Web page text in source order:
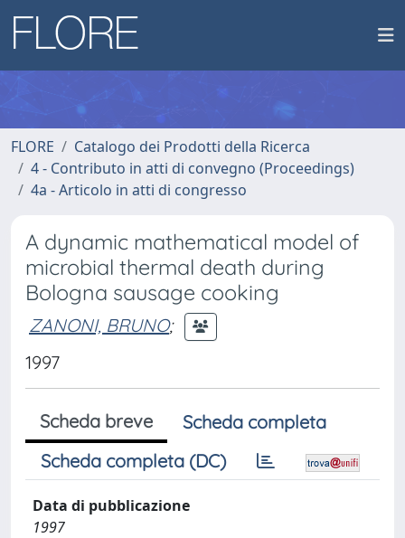
FLORE
Catalogo dei Prodotti della Ricerca
4 - Contributo in atti di convegno (Proceedings)
4a - Articolo in atti di congresso
A dynamic mathematical model of
microbial thermal death during
Bologna sausage cooking
ZANONI, BRUNO;
1997
Scheda breve
Scheda completa
Scheda completa (DC)
Data di pubblicazione
1997